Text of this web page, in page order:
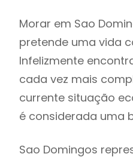
Morar em Sao
pretende uma vida
Infelizmente
cada vez mais
currente situação
é considerada uma
Sao Domingos